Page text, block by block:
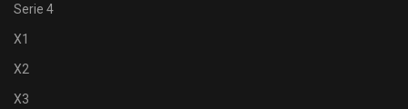
Serie 4
X1
X2
X3